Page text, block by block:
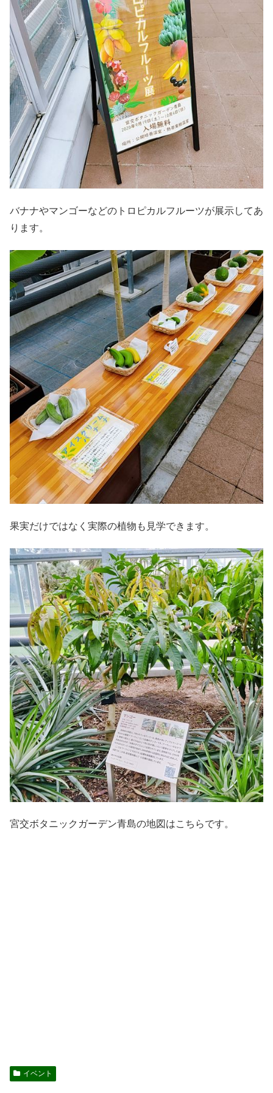
バナナやマンゴーなどのトロピカルフルーツが展示してあ
ります。
果実だけではなく実際の植物も見学できます。
宮交ボタニックガーデン青島の地図はこちらです。
イベント